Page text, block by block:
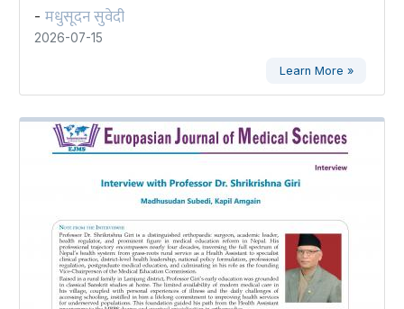
- मधुसूदन सुवेदी
2026-07-15
Learn More »